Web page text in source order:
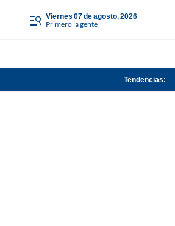
viernes 07 de agosto, 2026
Primero la gente
Tendencias: